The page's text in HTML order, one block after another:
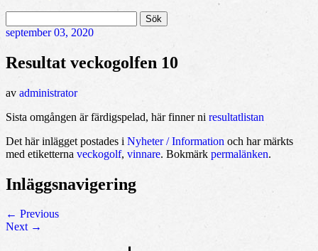
efter:
september03, 2020
Resultat veckogolfen 10
av administrator
Sista omgången är färdigspelad, här finner ni resultatlistan
Det här inlägget postades i Nyheter / Information och har märkts
med etiketterna veckogolf, vinnare. Bokmärk permalänken.
Inläggsnavigering
← Previous
Next →